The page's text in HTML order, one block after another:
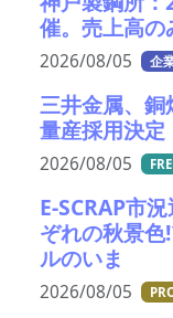
催。売上高の
2026/08/05 企
三井金属、
量産採用決定
2026/08/05
E-SCRAP市
ぞれの秋景
ルのいま
2026/08/05